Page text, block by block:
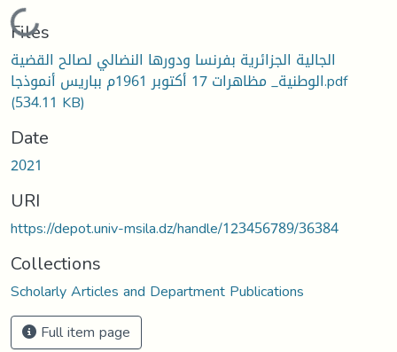
Loading...
Files
الجالية الجزائرية بفرنسا ودورها النضالي لصالح القضية
الوطنية_ مظاهرات 17 أكتوبر 1961م بباريس أنموذجا.pdf
(534.11 KB)
Date
2021
URI
https://depot.univ-msila.dz/handle/123456789/36384
Collections
Scholarly Articles and Department Publications
Full item page